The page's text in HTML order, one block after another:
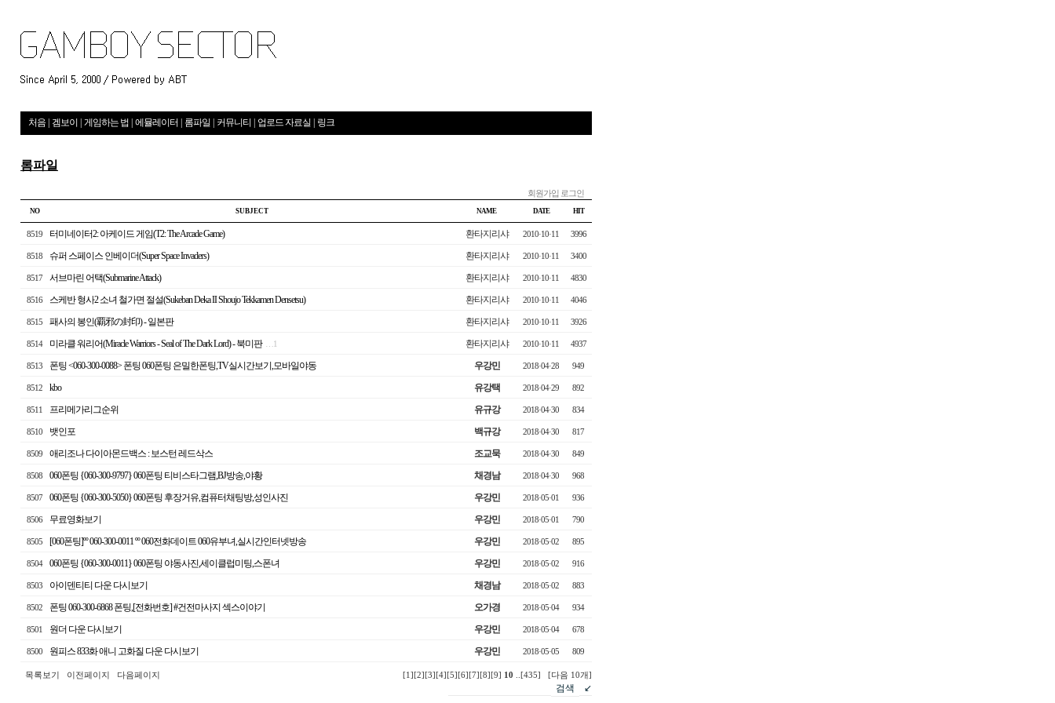
처음 겜보이 게임하는 법 에뮬레이터 롬파일 커뮤니티 업로드 자료실 링크
롬파일
회원가입 로그인
NO S U B J E C T NAME DATE HIT
8519 터미네이터2: 아케이드 게임(T2: The Arcade Game) 환타지리샤 2010·10·11 3996
8518 슈퍼 스페이스 인베이더(Super Space Invaders) 환타지리샤 2010·10·11 3400
8517 서브마린 어택(Submarine Attack) 환타지리샤 2010·10·11 4830
8516 스케반 형사2 소녀 철가면 절설(Sukeban Deka II Shoujo Tekkamen Densetsu) 환타지리샤 2010·10·11 4046
8515 패사의 봉인(覇邪の封印) - 일본판 환타지리샤 2010·10·11 3926
8514 미라클 워리어(Miracle Warriors - Seal of The Dark Lord) - 북미판 1 환타지리샤 2010·10·11 4937
8513 폰팅 <060-300-0088> 폰팅 060폰팅 은밀한폰팅,TV실시간보기,모바일야동 우강민 2018·04·28 949
8512 kbo 유강택 2018·04·29 892
8511 프리메가리그순위 유규강 2018·04·30 834
8510 뱃인포 백규강 2018·04·30 817
8509 애리조나 다이아몬드백스 : 보스턴 레드삭스 조교묵 2018·04·30 849
8508 060폰팅 {060-300-9797} 060폰팅 티비스타그램,BJ방송,야황 채경남 2018·04·30 968
8507 060폰팅 {060-300-5050} 060폰팅 후장거유,컴퓨터채팅방,성인사진 우강민 2018·05·01 936
8506 무료영화보기 우강민 2018·05·01 790
8505 [060폰팅]ºº 060-300-0011 ºº 060전화데이트 060유부녀,실시간인터넷방송 우강민 2018·05·02 895
8504 060폰팅 {060-300-0011} 060폰팅 야동사진,세이클럽미팅,스폰녀 우강민 2018·05·02 916
8503 아이덴티티 다운 다시보기 채경남 2018·05·02 883
8502 폰팅 060-300-6868 폰팅,[전화번호] #건전마사지 섹스이야기 오가경 2018·05·04 934
8501 원더 다운 다시보기 우강민 2018·05·04 678
8500 원피스 833화 애니 고화질 다운 다시보기 우강민 2018·05·05 809
목록보기 이전페이지 다음페이지 [1] [2] [3] [4] [5] [6] [7] [8] [9] 10 [435] [다음 10개]